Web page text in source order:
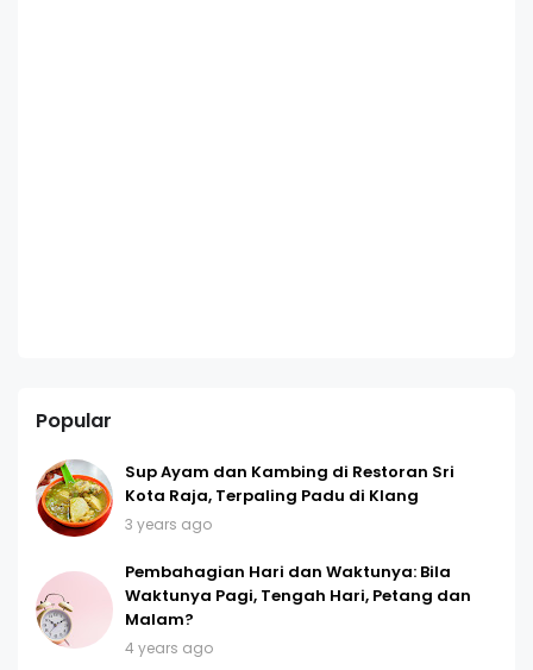
Popular
Sup Ayam dan Kambing di Restoran Sri
Kota Raja, Terpaling Padu di Klang
3 years ago
Pembahagian Hari dan Waktunya: Bila
Waktunya Pagi, Tengah Hari, Petang dan
Malam?
4 years ago